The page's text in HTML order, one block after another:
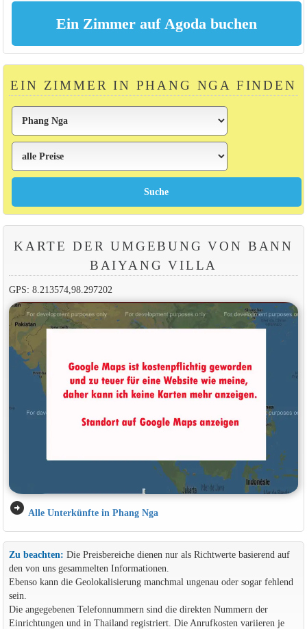
EIN ZIMMER IN PHANG NGA FINDEN
KARTE DER UMGEBUNG VON BANN
BAIYANG VILLA
GPS: 8.213574,98.297202
arrow_circle_right Alle Unterkünfte in Phang Nga
Zu beachten: Die Preisbereiche dienen nur als Richtwerte basierend auf
den von uns gesammelten Informationen.
Ebenso kann die Geolokalisierung manchmal ungenau oder sogar fehlend
sein.
Die angegebenen Telefonnummern sind die direkten Nummern der
Einrichtungen und in Thailand registriert. Die Anrufkosten variieren je